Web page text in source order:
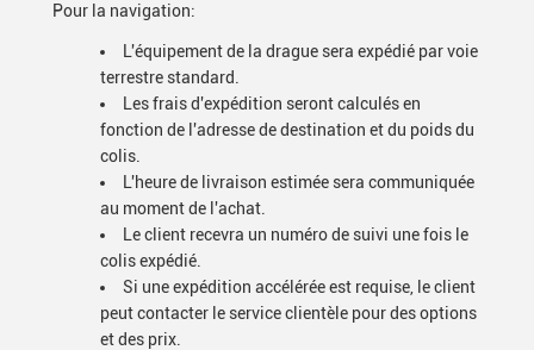
Pour la navigation:
L'équipement de la drague sera expédié par voie
terrestre standard.
Les frais d'expédition seront calculés en
fonction de l'adresse de destination et du poids du
colis.
L'heure de livraison estimée sera communiquée
au moment de l'achat.
Le client recevra un numéro de suivi une fois le
colis expédié.
Si une expédition accélérée est requise, le client
peut contacter le service clientèle pour des options
et des prix.